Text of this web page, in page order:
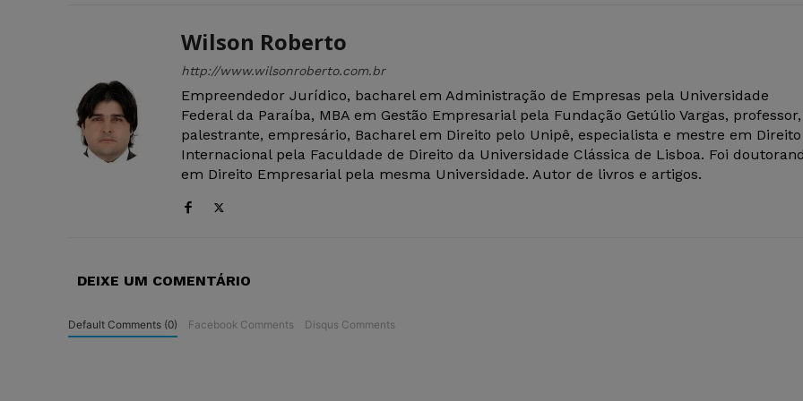
Wilson Roberto
http://www.wilsonroberto.com.br
Empreendedor Jurídico, bacharel em Administração de Empresas pela Universidade
Federal da Paraíba, MBA em Gestão Empresarial pela Fundação Getúlio Vargas, professor,
palestrante, empresário, Bacharel em Direito pelo Unipê, especialista e mestre em Direito
Internacional pela Faculdade de Direito da Universidade Clássica de Lisboa. Foi
em Direito Empresarial pela mesma Universidade. Autor de livros e artigos.
DEIXE UM COMENTÁRIO
Default Comments (0) Facebook Comments Disqus Comments